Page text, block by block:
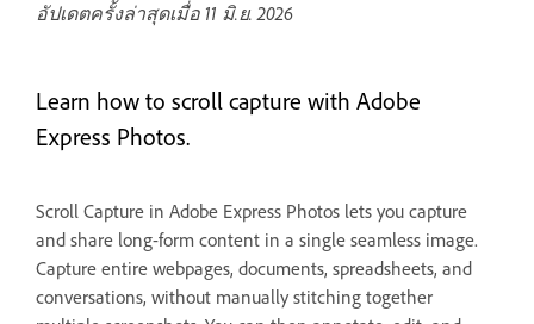
อัปเดตครั้งล่าสุดเมื่อ 11 มิ.ย. 2026
Learn how to scroll capture with Adobe
Express Photos.
Scroll Capture in Adobe Express Photos lets you capture
and share long-form content in a single seamless image.
Capture entire webpages, documents, spreadsheets, and
conversations, without manually stitching together